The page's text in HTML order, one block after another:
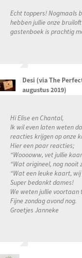
Echt toppers! Nogmaals
hebben jullie onze
gastenboek is prachtig
Desi (via The
augustus 2019)
Hi Elise en Chantal,
Ik wil even laten weten
reacties krijgen op onze
Hier een paar reacties;
“Wooooww, vet jullie
“Wat origineel, nog nooit
“Wat een leuke kaart,
Super bedankt dames!
We weten jullie voortaan
Fijne zondag avond nog.
Groetjes Janneke